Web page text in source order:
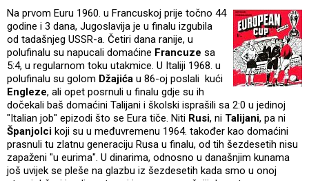
Na prvom Euru 1960. u Francuskoj prije točno 44
godine i 3 dana, Jugoslavija je u finalu izgubila
od tadašnjeg USSR-a. Četiri dana ranije, u
polufinalu su napucali domaćine Francuze sa
5:4, u regularnom toku utakmice. U Italiji 1968. u
polufinalu su golom Džajića u 86-oj poslali kući
Engleze, ali opet posrnuli u finalu gdje su ih
dočekali baš domaćini Talijani i školski isprašili sa 2:0 u jedinoj
"Italian job" epizodi što se Eura tiče. Niti Rusi, ni Talijani, pa ni
Španjolci koji su u međuvremenu 1964. također kao domaćini
prasnuli tu zlatnu generaciju Rusa u finalu, od tih šezdesetih nisu
zapaženi "u eurima". U dinarima, odnosno u današnjim kunama
još uvijek se pleše na glazbu iz šezdesetih kada smo u onoj